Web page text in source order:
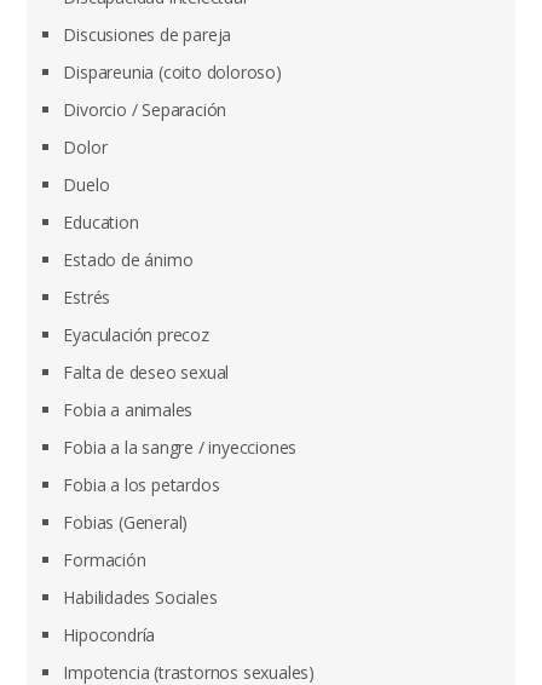
Discusiones de pareja
Dispareunia (coito doloroso)
Divorcio / Separación
Dolor
Duelo
Education
Estado de ánimo
Estrés
Eyaculación precoz
Falta de deseo sexual
Fobia a animales
Fobia a la sangre / inyecciones
Fobia a los petardos
Fobias (General)
Formación
Habilidades Sociales
Hipocondría
Impotencia (trastornos sexuales)